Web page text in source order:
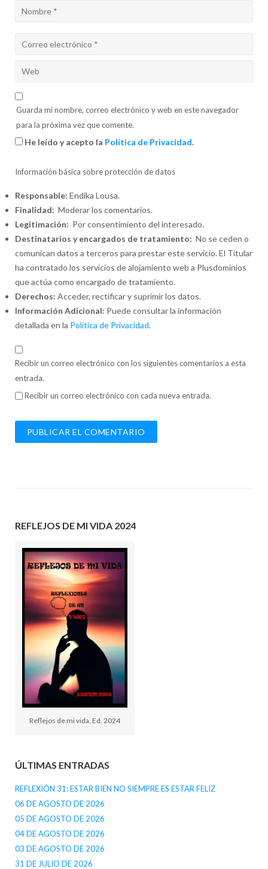
Guarda mi nombre, correo electrónico y web en este navegador
para la próxima vez que comente.
He leído y acepto la Política de Privacidad.
Información básica sobre protección de datos
Responsable: Endika Lousa.
Finalidad: Moderar los comentarios.
Legitimación: Por consentimiento del interesado.
Destinatarios y encargados de tratamiento: No se ceden o
comunican datos a terceros para prestar este servicio. El Titular
ha contratado los servicios de alojamiento web a Plusdominios
que actúa como encargado de tratamiento.
Derechos: Acceder, rectificar y suprimir los datos.
Información Adicional: Puede consultar la información
detallada en la Política de Privacidad.
Recibir un correo electrónico con los siguientes comentarios a esta
entrada.
Recibir un correo electrónico con cada nueva entrada.
REFLEJOS DE MI VIDA 2024
Reflejos de mi vida. Ed. 2024
ÚLTIMAS ENTRADAS
REFLEXIÓN 31: ESTAR BIEN NO SIEMPRE ES ESTAR FELIZ
06 DE AGOSTO DE 2026
05 DE AGOSTO DE 2026
04 DE AGOSTO DE 2026
03 DE AGOSTO DE 2026
31 DE JULIO DE 2026